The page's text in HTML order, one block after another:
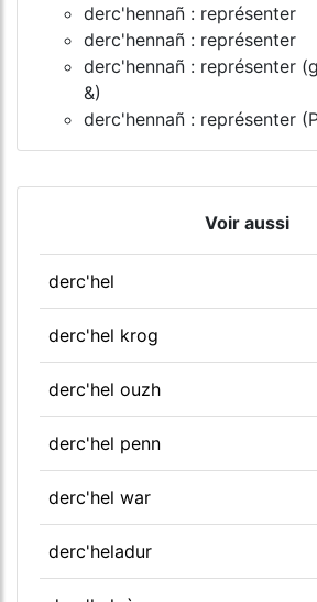
derc'hennañ : représenter
derc'hennañ : représenter
derc'hennañ : représenter
&)
derc'hennañ : représenter
Voir aussi
derc'hel
derc'hel krog
derc'hel ouzh
derc'hel penn
derc'hel war
derc'heladur